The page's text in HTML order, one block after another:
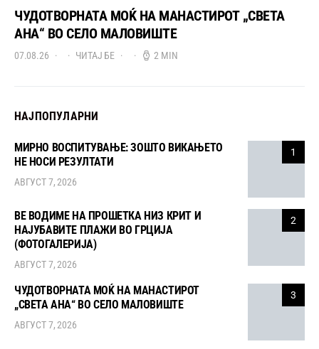
ЧУДОТВОРНАТА МОЌ НА МАНАСТИРОТ „СВЕТА
АНА“ ВО СЕЛО МАЛОВИШТЕ
07.08.26 ЧИТАЈ БЕ 2 MIN
НАЈПОПУЛАРНИ
1
МИРНО ВОСПИТУВАЊЕ: ЗОШТО ВИКАЊЕТО
НЕ НОСИ РЕЗУЛТАТИ
АВГУСТ 7, 2026
2
ВЕ ВОДИМЕ НА ПРОШЕТКА НИЗ КРИТ И
НАЈУБАВИТЕ ПЛАЖИ ВО ГРЦИЈА
(ФОТОГАЛЕРИЈА)
АВГУСТ 7, 2026
3
ЧУДОТВОРНАТА МОЌ НА МАНАСТИРОТ
„СВЕТА АНА“ ВО СЕЛО МАЛОВИШТЕ
АВГУСТ 7, 2026